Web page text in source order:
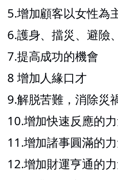
5.增加顧客以女性為
6.護身、擋災、避險
7.提高成功的機會
8 增加人緣口才
9.解脱苦難，消除災
10.增加快速反應的
11.增加諸事圓滿的
12.增加財運亨通的